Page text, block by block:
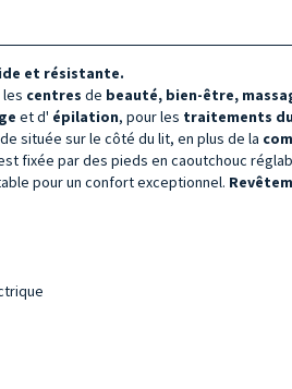
et résistante.
centres de beauté, bien-être,
et d' épilation, pour les traitements
située sur le côté du lit, en plus de la
fixée par des pieds en caoutchouc
pour un confort exceptionnel.